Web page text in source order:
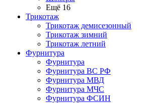
Ещё 16
Трикотаж
Трикотаж демисезонный
Трикотаж зимний
Трикотаж летний
Фурнитура
Фурнитура
Фурнитура ВС РФ
Фурнитура МВД
Фурнитура МЧС
Фурнитура ФСИН